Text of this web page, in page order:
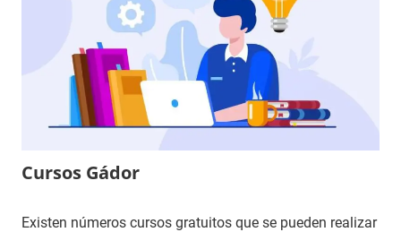
Cursos Gádor
Existen números cursos gratuitos que se pueden realizar